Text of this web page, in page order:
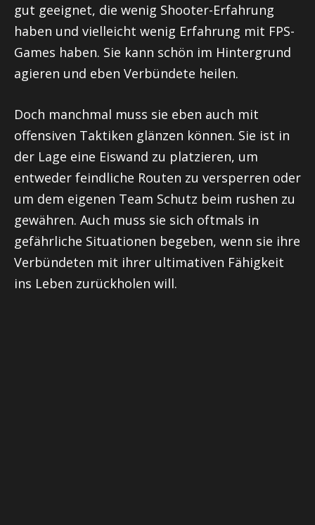
gut geeignet, die wenig Shooter-Erfahrung
haben und vielleicht wenig Erfahrung mit FPS-
Games haben. Sie kann schön im Hintergrund
agieren und eben Verbündete heilen.
Doch manchmal muss sie eben auch mit
offensiven Taktiken glänzen können. Sie ist in
der Lage eine Eiswand zu platzieren, um
entweder feindliche Routen zu versperren oder
um dem eigenen Team Schutz beim rushen zu
gewähren. Auch muss sie sich oftmals in
gefährliche Situationen begeben, wenn sie ihre
Verbündeten mit ihrer ultimativen Fähigkeit
ins Leben zurückholen will.